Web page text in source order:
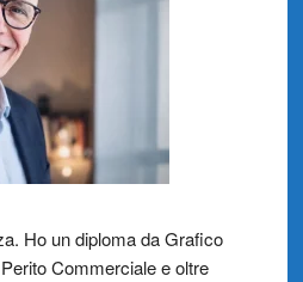
Ho un diploma da Grafico
Commerciale e oltre